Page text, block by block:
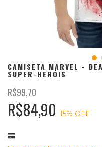
CAMISETA MARVEL -
SUPER-HERÓIS
R$99,70
R$84,90 15% OFF